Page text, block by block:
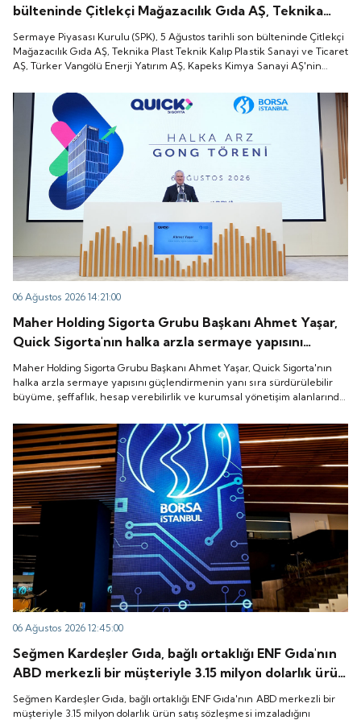
bülteninde Çitlekçi Mağazacılık Gıda AŞ, Teknika
Plast Teknik Kalıp Plastik Sanayi ve Ticaret AŞ,
Türker Vangölü Enerji Yatırım AŞ, Kapeks Kimya
Sanayi AŞ'nin halka arzlarına onay verdiği duyurdu.
Sermaye Piyasası Kurulu (SPK), 5 Ağustos tarihli son bülteninde Çitlekçi
Mağazacılık Gıda AŞ, Teknika Plast Teknik Kalıp Plastik Sanayi ve Ticaret
AŞ, Türker Vangölü Enerji Yatırım AŞ, Kapeks Kimya Sanayi AŞ'nin
06 Ağustos 2026 14:21:00
Maher Holding Sigorta Grubu Başkanı Ahmet Yaşar,
Quick Sigorta'nın halka arzla sermaye yapısını
güçlendirmenin yanı sıra sürdürülebilir büyüme,
şeffaflık, hesap verebilirlik ve kurumsal yönetişim
alanlarında yeni bir döneme girdiğini belirtti.
Maher Holding Sigorta Grubu Başkanı Ahmet Yaşar, Quick Sigorta'nın
halka arzla sermaye yapısını güçlendirmenin yanı sıra sürdürülebilir
büyüme, şeffaflık, hesap verebilirlik ve kurumsal yönetişim alanlarında
06 Ağustos 2026 12:45:00
Seğmen Kardeşler Gıda, bağlı ortaklığı ENF Gıda'nın
ABD merkezli bir müşteriyle 3.15 milyon dolarlık ürün
satış sözleşmesi imzaladığını duyurdu.
Seğmen Kardeşler Gıda, bağlı ortaklığı ENF Gıda'nın ABD merkezli bir
müşteriyle 3.15 milyon dolarlık ürün satış sözleşmesi imzaladığını